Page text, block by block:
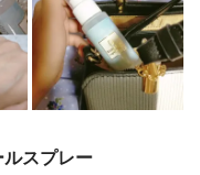
スプレー